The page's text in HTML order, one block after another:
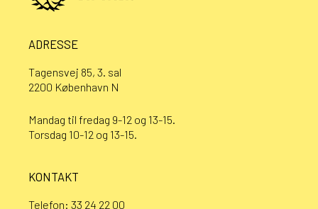
ADRESSE
Tagensvej 85, 3. sal
2200 København N
Mandag til fredag 9-12 og 13-15.
Torsdag 10-12 og 13-15.
KONTAKT
Telefon: 33 24 22 00